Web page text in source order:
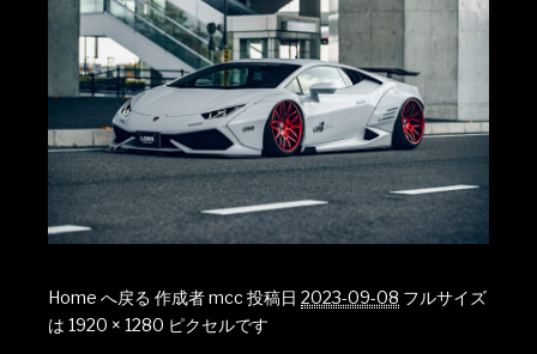
Home へ戻る 作成者mcc投稿日 2023-09-08 フルサイズ
は 1920 × 1280 ピクセルです